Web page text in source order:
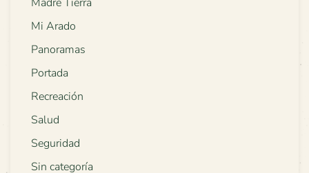
Mi Arado
Panoramas
Portada
Recreación
Salud
Seguridad
Sin categoría